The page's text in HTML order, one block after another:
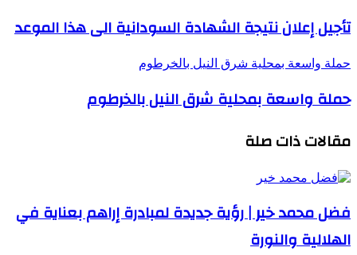
تأجيل إعلان نتيجة الشهادة السودانية الى هذا الموعد
حملة واسعة بمحلية شرق النيل بالخرطوم
حملة واسعة بمحلية شرق النيل بالخرطوم
مقالات ذات صلة
فضل محمد خير | رؤية جديدة لمبادرة إراهم بعناية في
الهلالية والنورة